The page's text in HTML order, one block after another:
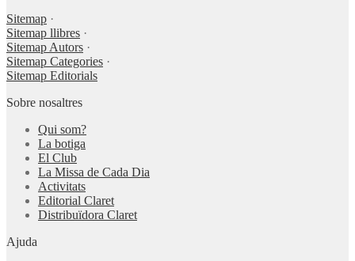
Sitemap ·
Sitemap llibres ·
Sitemap Autors ·
Sitemap Categories ·
Sitemap Editorials
Sobre nosaltres
Qui som?
La botiga
El Club
La Missa de Cada Dia
Activitats
Editorial Claret
Distribuïdora Claret
Ajuda